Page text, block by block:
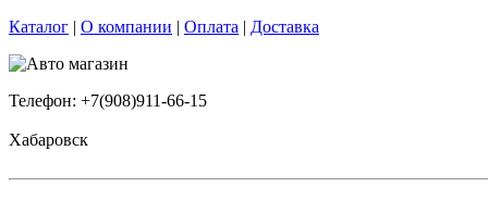
Каталог | О компании | Оплата | Доставка
Телефон: +7(908)911-66-15
Хабаровск